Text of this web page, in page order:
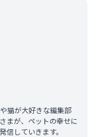
猫が大好きな編集部
まが、ペットの幸せに
していきます。